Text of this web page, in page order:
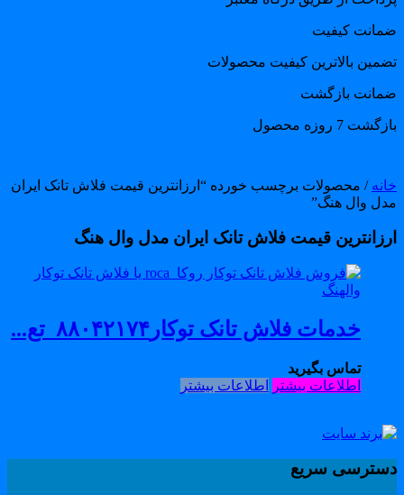
کیفیت
بالاترین کیفیت محصولات
بازگشت
7 روزه محصول
/ محصولات برچسب خورده “ارزانترین قیمت فلاش تانک ایران
وال هنگ”
قیمت فلاش تانک ایران مدل وال هنگ
خدمات فلاش تانک توکار۸۸۰۴۲۱۷۴_تع...
تماس بگیرید
اطلاعات بیشتر اطلاعات بیشتر
سریع